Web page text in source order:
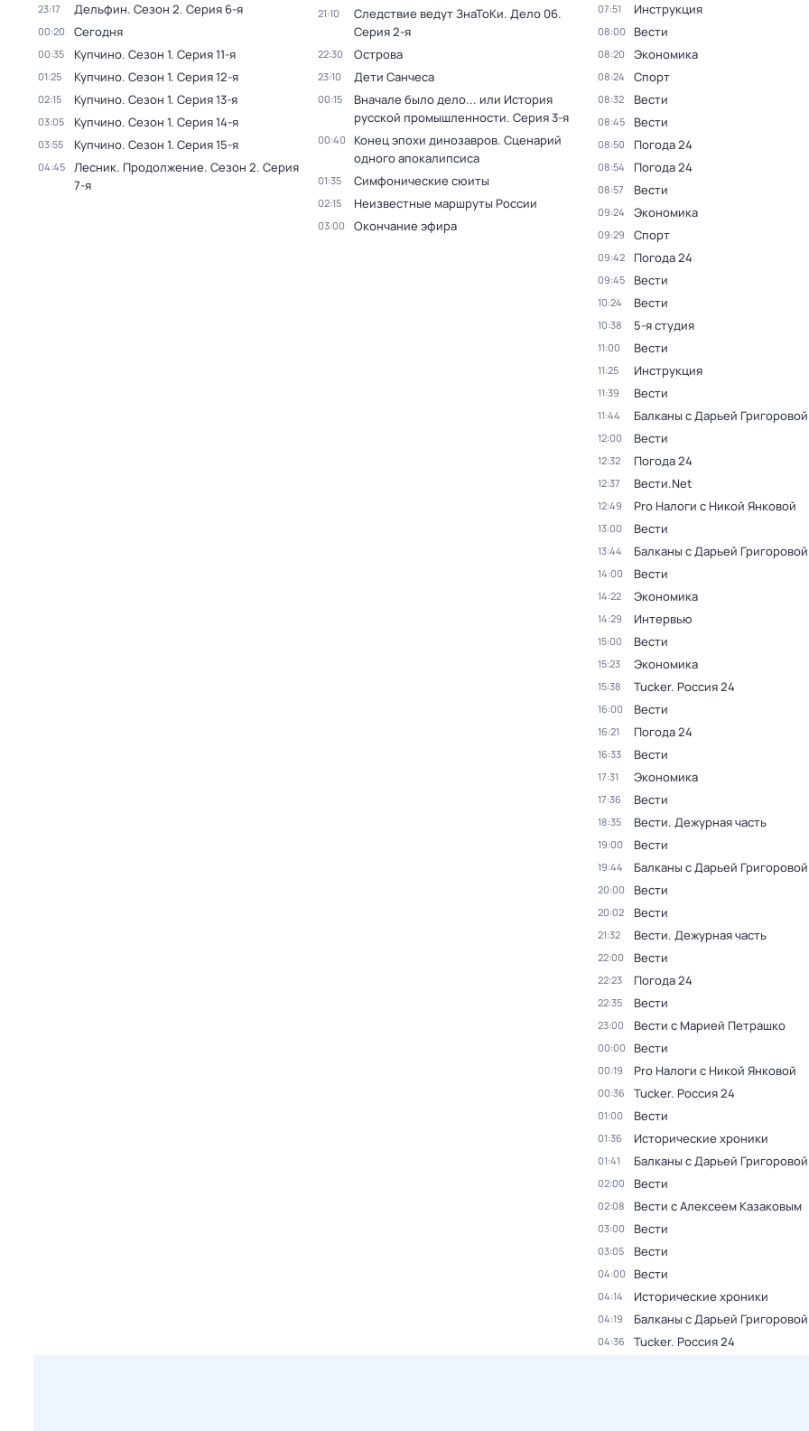
23:17 Дельфин. Сезон 2. Серия 6-я
00:20 Сегодня
00:35 Купчино. Сезон 1. Серия 11-я
01:25 Купчино. Сезон 1. Серия 12-я
02:15 Купчино. Сезон 1. Серия 13-я
03:05 Купчино. Сезон 1. Серия 14-я
03:55 Купчино. Сезон 1. Серия 15-я
04:45 Лесник. Продолжение. Сезон 2. Серия
7-я
21:10 Следствие ведут ЗнаТоКи. Дело 06.
Серия 2-я
22:30 Острова
23:10 Дети Санчеса
00:15
Вначале было дело... или История
русской промышленности. Серия 3-я
00:40
Конец эпохи динозавров. Сценарий
одного апокалипсиса
01:35 Симфонические сюиты
02:15 Неизвестные маршруты России
03:00 Окончание эфира
07:51 Инструкция
08:00 Вести
08:20 Экономика
08:24 Спорт
08:32 Вести
08:45 Вести
08:50 Погода 24
08:54 Погода 24
08:57 Вести
09:24 Экономика
09:29 Спорт
09:42 Погода 24
09:45 Вести
10:24 Вести
10:38 5-я студия
11:00 Вести
11:25 Инструкция
11:39 Вести
11:44 Балканы с Дарьей Григоровой
12:00 Вести
12:32 Погода 24
12:37 Вести.Net
12:49 Pro Налоги с Никой Янковой
13:00 Вести
13:44 Балканы с Дарьей Григоровой
14:00 Вести
14:22 Экономика
14:29 Интервью
15:00 Вести
15:23 Экономика
15:38 Tucker. Россия 24
16:00 Вести
16:21 Погода 24
16:33 Вести
17:31 Экономика
17:36 Вести
18:35 Вести. Дежурная часть
19:00 Вести
19:44 Балканы с Дарьей Григоровой
20:00 Вести
20:02 Вести
21:32 Вести. Дежурная часть
22:00 Вести
22:23 Погода 24
22:35 Вести
23:00 Вести с Марией Петрашко
00:00 Вести
00:19 Pro Налоги с Никой Янковой
00:36 Tucker. Россия 24
01:00 Вести
01:36 Исторические хроники
01:41 Балканы с Дарьей Григоровой
02:00 Вести
02:08 Вести с Алексеем Казаковым
03:00 Вести
03:05 Вести
04:00 Вести
04:14 Исторические хроники
04:19 Балканы с Дарьей Григоровой
04:36 Tucker. Россия 24